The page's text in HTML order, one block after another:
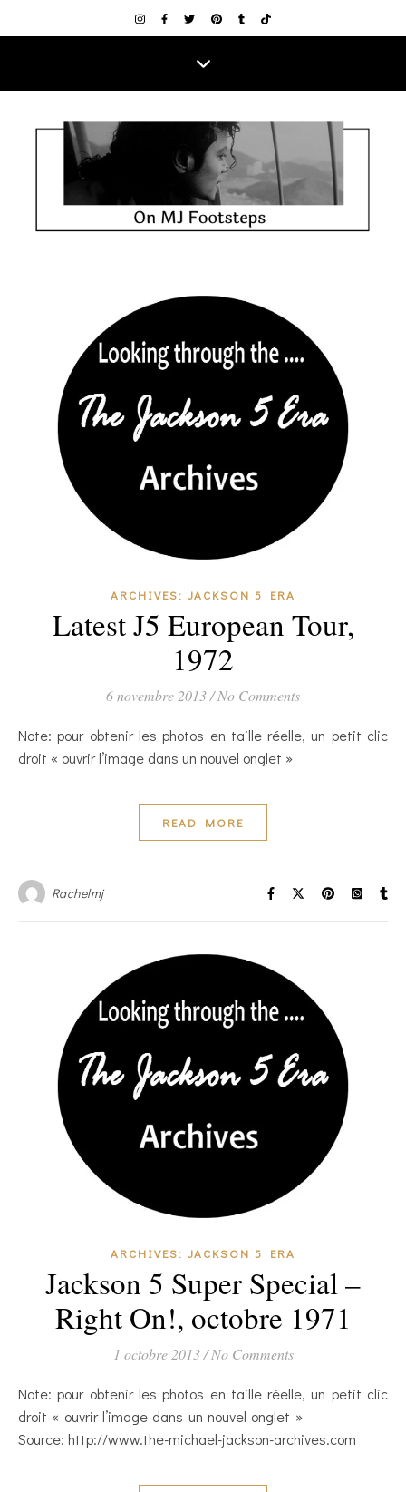
ARCHIVES: JACKSON 5 ERA
Latest J5 European Tour,
1972
6 novembre 2013/ No Comments
Note: pour obtenir les photos en taille réelle, un petit clic
droit « ouvrir l’image dans un nouvel onglet »
READ MORE
Rachelmj
ARCHIVES: JACKSON 5 ERA
Jackson 5 Super Special –
Right On!, octobre 1971
1 octobre 2013 / No Comments
Note: pour obtenir les photos en taille réelle, un petit clic
droit « ouvrir l’image dans un nouvel onglet »
Source: http://www.the-michael-jackson-archives.com